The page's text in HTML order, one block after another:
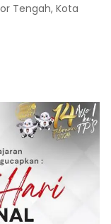
Tengah, Kota